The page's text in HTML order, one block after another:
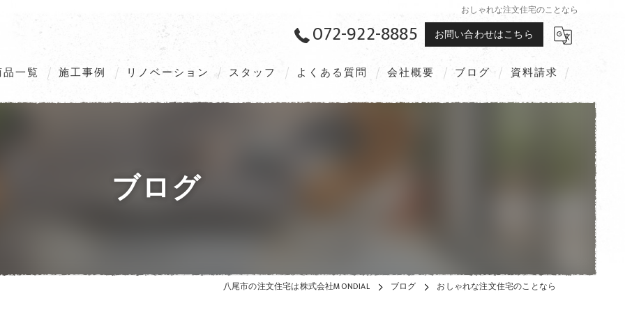
おしゃれな注文住宅のことなら
072-922-8885 お問い合わせはこちら
一覧
STYLE（Customize home）
施工事例 リノベーション スタッフ よくある質問 会社概要 ブログ 資料請求
ブログ
八尾市の注文住宅は株式会社MONDIAL ブログ おしゃれな注文住宅のことなら